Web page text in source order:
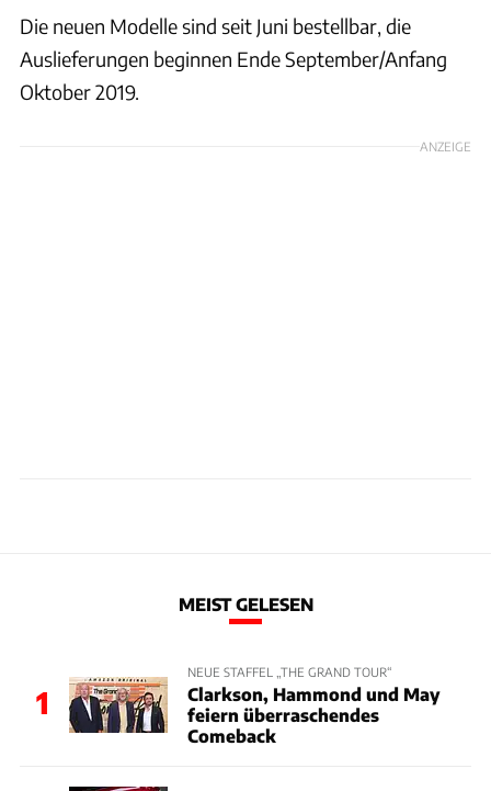
Die neuen Modelle sind seit Juni bestellbar, die
Auslieferungen beginnen Ende September/Anfang
Oktober 2019.
ANZEIGE
MEIST GELESEN
1
NEUE STAFFEL „THE GRAND TOUR“
Clarkson, Hammond und May
feiern überraschendes
Comeback